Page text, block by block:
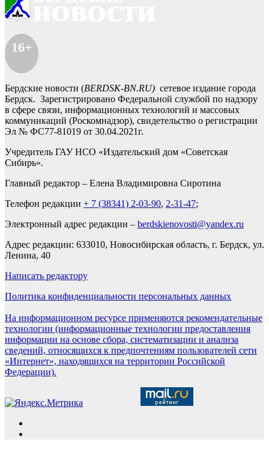
16+
Бердские новости (BERDSK-BN.RU) сетевое издание города
Бердск. Зарегистрировано Федеральной службой по надзору
в сфере связи, информационных технологий и массовых
коммуникаций (Роскомнадзор), свидетельство о регистрации
Эл № ФС77-81019 от 30.04.2021г.
Учредитель ГАУ НСО «Издательский дом «Советская
Сибирь».
Главный редактор – Елена Владимировна Сиротина
Телефон редакции + 7 (38341) 2-03-90, 2-31-47;
Электронный адрес редакции – berdskienovosti@yandex.ru
Адрес редакции: 633010, Новосибирская область, г. Бердск, ул.
Ленина, 40
Написать редактору
Политика конфиденциальности персональных данных
На информационном ресурсе применяются рекомендательные
технологии (информационные технологии предоставления
информации на основе сбора, систематизации и анализа
сведений, относящихся к предпочтениям пользователей сети
«Интернет», находящихся на территории Российской
Федерации).